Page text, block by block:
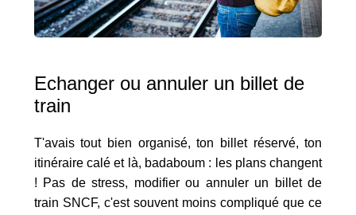
Echanger ou annuler un billet de
train
T'avais tout bien organisé, ton billet réservé, ton
itinéraire calé et là, badaboum : les plans changent
! Pas de stress, modifier ou annuler un billet de
train SNCF, c'est souvent moins compliqué que ce